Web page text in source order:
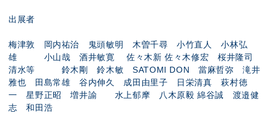
出展者
梅津敦 岡内祐治 鬼頭敏明 木曽千尋 小竹直人 小林弘
雄 小山哉 酒井敏寛 佐々木新 佐々木修宏 桜井隆司
清水等 鈴木剛 鈴木敏 SATOMI DON 當麻哲弥 滝井
雅也 田島常雄 谷内伸久 成田由里子 日栄清真 萩村徳
一 星野正昭 増井諭 水上郁摩 八木原毅 綿谷誠 渡邉健
志 和田浩